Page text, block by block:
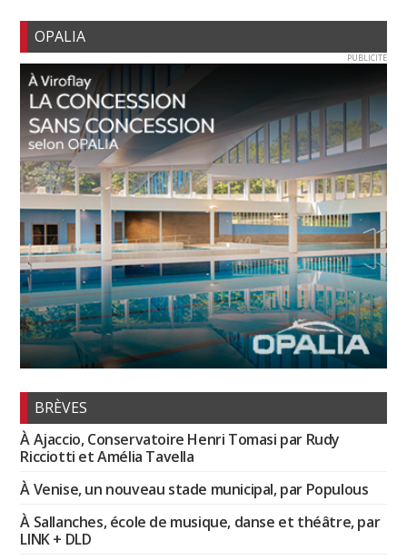
OPALIA
PUBLICITE
BRÈVES
À Ajaccio, Conservatoire Henri Tomasi par Rudy
Ricciotti et Amélia Tavella
À Venise, un nouveau stade municipal, par Populous
À Sallanches, école de musique, danse et théâtre, par
LINK + DLD